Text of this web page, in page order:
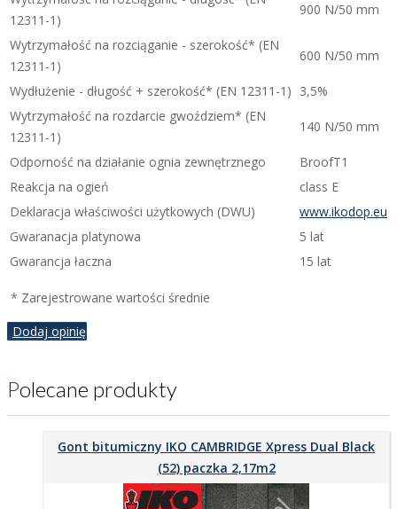
12311-1)
900 N/50 mm
Wytrzymałość na rozciąganie - szerokość* (EN
12311-1)
600 N/50 mm
Wydłużenie - długość + szerokość* (EN 12311-1) 3,5%
Wytrzymałość na rozdarcie gwoździem* (EN
12311-1)
140 N/50 mm
Odporność na działanie ognia zewnętrznego
BroofT1
Reakcja na ogień
class E
Deklaracja właściwości użytkowych (DWU)
www.ikodop.eu
Gwaranacja platynowa
5 lat
Gwarancja łaczna
15 lat
* Zarejestrowane wartości średnie
Dodaj opinię
Polecane produkty
Gont bitumiczny IKO CAMBRIDGE Xpress Dual Black
(52) paczka 2,17m2